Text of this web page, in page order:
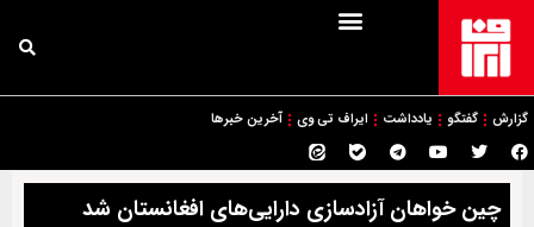
گزارش گفتگو یادداشت ایراف تی وی آخرین خبرها
چین خواهان آزادسازی دارایی‌های افغانستان شد